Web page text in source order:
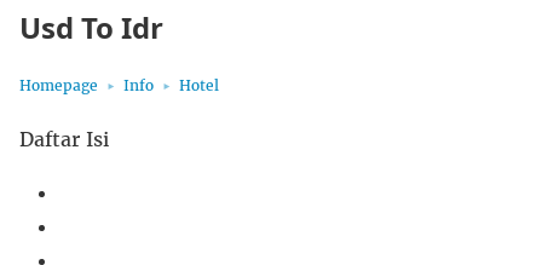
Usd To Idr
Homepage Info Hotel
Daftar Isi